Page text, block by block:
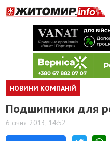
НОВИНИ КОМПАНІЙ
Подшипники для
6 січня 2013, 14:52